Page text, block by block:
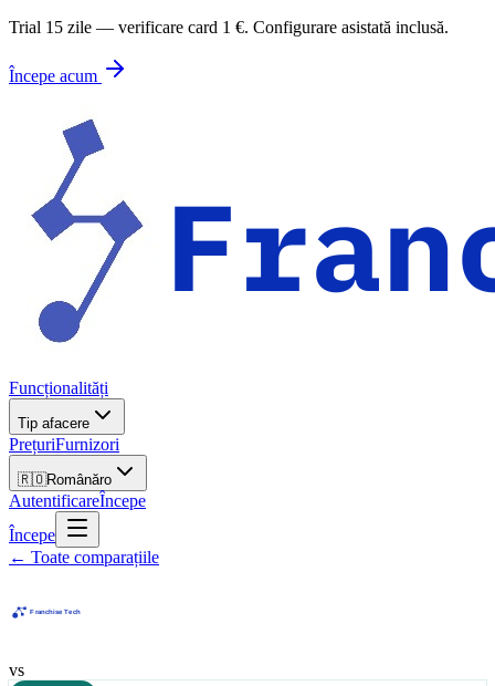
Trial 15 zile — verificare card 1 €. Configurare asistată inclusă.
Începe acum
Funcționalități
Tip afacere
PrețuriFurnizori
🇷🇴Românăro
AutentificareÎncepe
Începe
← Toate comparațiile
vs